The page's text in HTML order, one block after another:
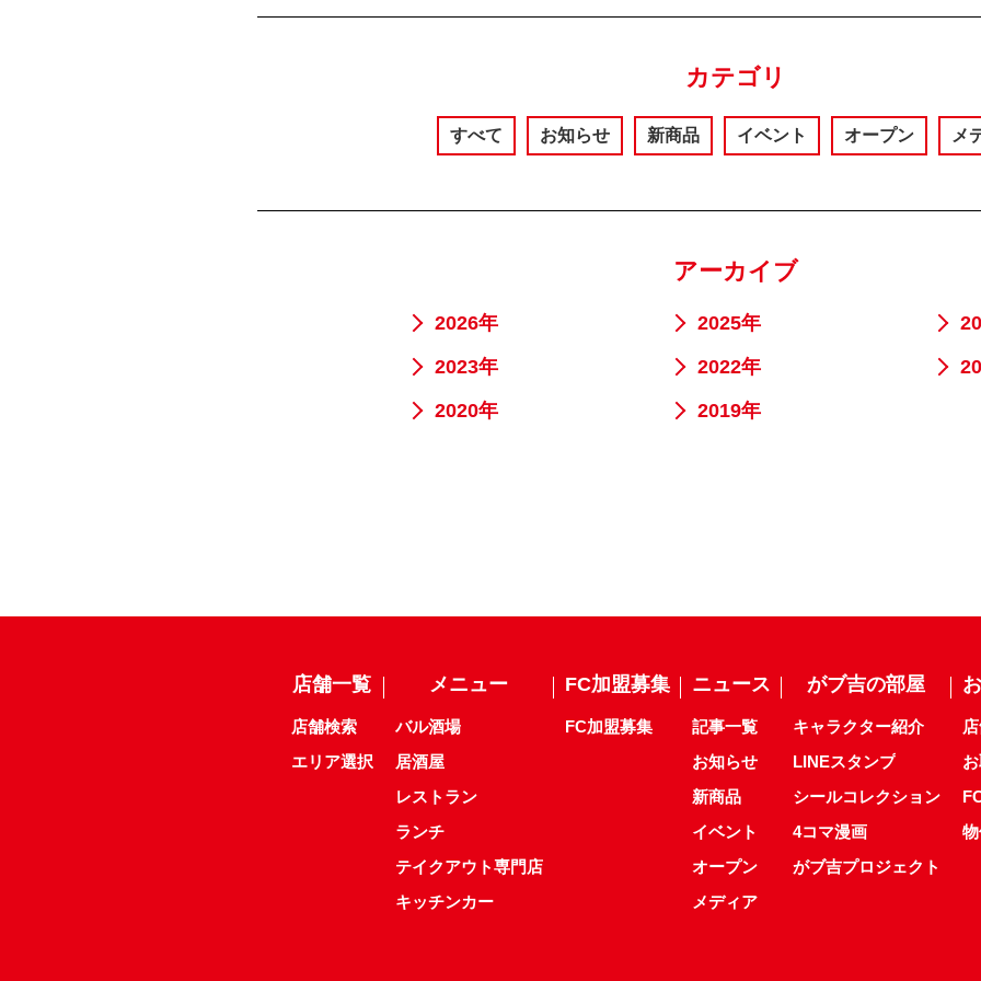
カテゴリ
すべて お知らせ 新商品 イベント オープン メ
アーカイブ
2026年 2025年
2023年
2022年
2020年
2019年
店舗一覧
店舗検索
エリア選択
メニュー
バル酒場
居酒屋
レストラン
ランチ
テイクアウト専門店
キッチンカー
FC加盟募集
FC加盟募集
ニュース
記事一覧
お知らせ
新商品
イベント
オープン
メディア
がブ吉の部屋
キャラクター紹介
LINEスタンプ
シールコレクション
4コマ漫画
がブ吉プロジェクト